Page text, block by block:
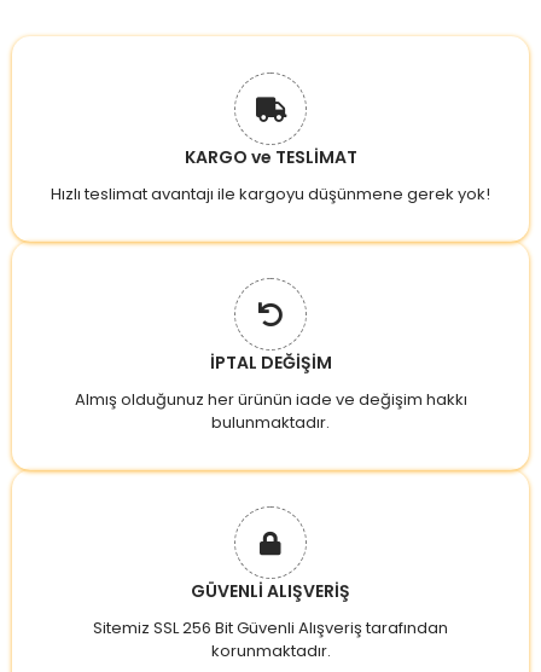
KARGO ve TESLİMAT
Hızlı teslimat avantajı ile kargoyu düşünmene gerek yok!
İPTAL DEĞİŞİM
Almış olduğunuz her ürünün iade ve değişim hakkı
bulunmaktadır.
GÜVENLİ ALIŞVERİŞ
Sitemiz SSL 256 Bit Güvenli Alışveriş tarafından
korunmaktadır.